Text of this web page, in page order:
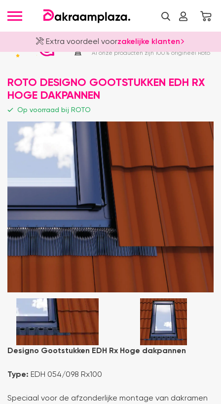
Extra voordeel voorzakelijke klanten
Officieel Roto Dealer
Al onze producten zijn 100% origineel Roto
ROTO DESIGNO GOOTSTUKKEN EDH RX
HOGE DAKPANNEN
Op voorraad bij ROTO
Designo Gootstukken EDH Rx Hoge dakpannen
Type: EDH 054/098 Rx100
Speciaal voor de afzonderlijke montage van dakramen